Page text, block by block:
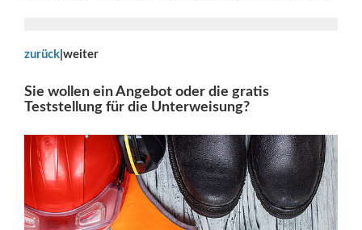
zurück |weiter
Sie wollen ein Angebot oder die gratis
Teststellung für die Unterweisung?